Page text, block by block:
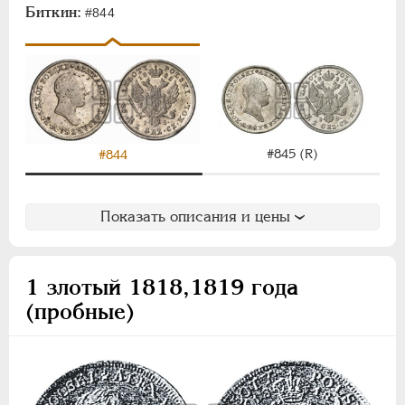
Биткин: #844
#844 #845 (R)
Показать описания и цены
1 злотый 1818,1819 года
(пробные)